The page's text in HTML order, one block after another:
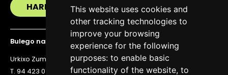
This website uses cookies and
other tracking technologies to
improve your browsing
experience for the following
purposes: to enable basic
functionality of the website, to
HARREMANETAN JARRI
Bulego nagusia
Urkixo Zumarkalea 36, 6. solairua, 48011 Bilbo
T. 94 423 07 43